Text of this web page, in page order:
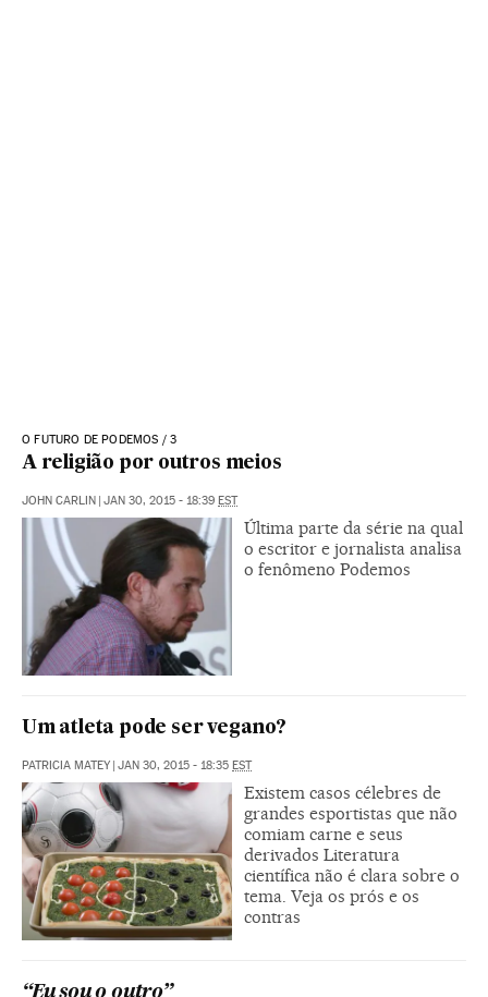
O FUTURO DE PODEMOS / 3
A religião por outros meios
JOHN CARLIN | JAN 30, 2015 - 18:39 EST
Última parte da série na qual
o escritor e jornalista analisa
o fenômeno Podemos
Um atleta pode ser vegano?
PATRICIA MATEY | JAN 30, 2015 - 18:35 EST
Existem casos célebres de
grandes esportistas que não
comiam carne e seus
derivados Literatura
científica não é clara sobre o
tema. Veja os prós e os
contras
“Eu sou o outro”